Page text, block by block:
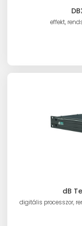
effekt,
dB
digitális processzor,